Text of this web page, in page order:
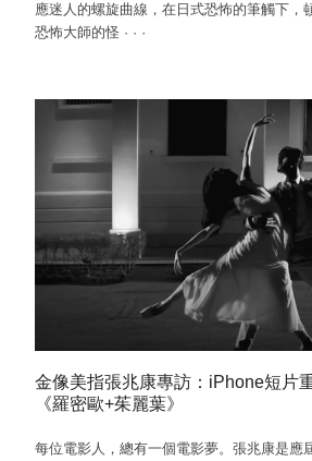
應迷人的螺旋曲線，在日式恐怖的筆觸下，
恐怖大師的怪 · · ·
金像美指張兆康專訪：iPhone短片
《羅密歐+茱麗葉》
每位電影人，總有一個電影夢。張兆康是應